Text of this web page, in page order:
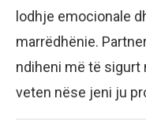
lodhje emocionale
marrëdhënie.
ndiheni më të sigurt
veten nëse jeni ju